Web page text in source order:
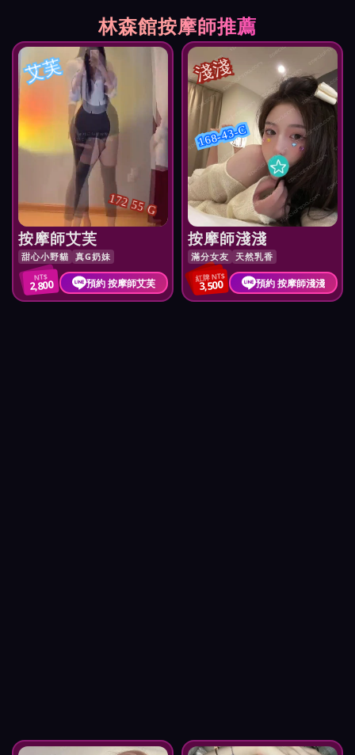
林森館按摩師推薦
艾芙
172 55 G
按摩師艾芙
甜心小野貓 真G奶妹
NT$
2,800 預約 按摩師艾芙
淺淺
168-43-C
按摩師淺淺
滿分女友 天然乳香
紅牌 NT$
3,500 預約 按摩師淺淺